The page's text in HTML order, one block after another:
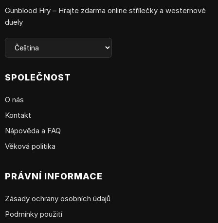
Gunblood Hry – Hrajte zdarma online střílečky a westernové
duely
SPOLEČNOST
O nás
Kontakt
Nápověda a FAQ
Věková politika
PRÁVNÍ INFORMACE
Zásady ochrany osobních údajů
Podmínky použití